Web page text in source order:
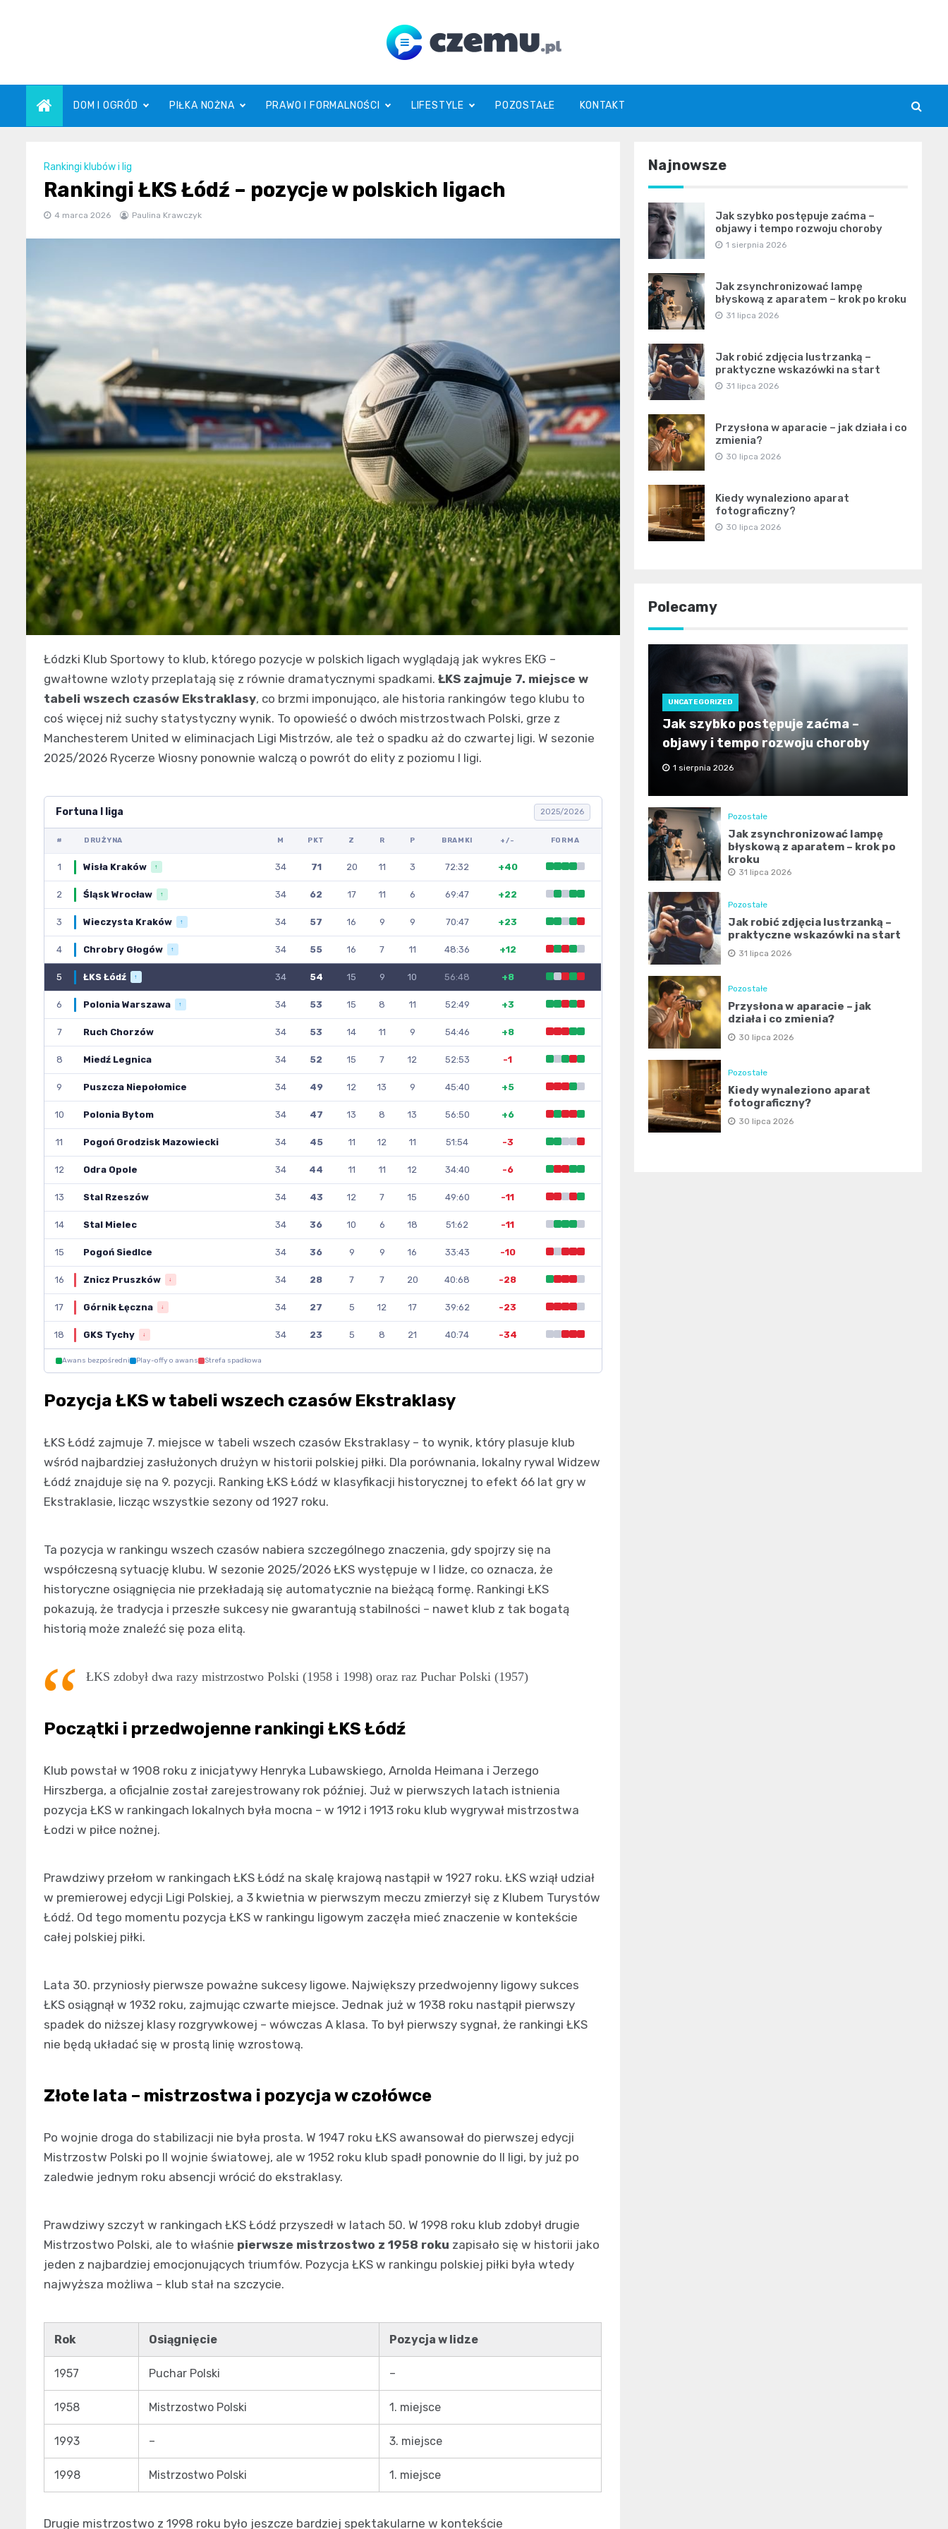
czemu.pl
DOM I OGRÓD PIŁKA NOŻNA PRAWO I FORMALNOŚCI LIFESTYLE POZOSTAŁE KONTAKT
Rankingi klubów i lig
Rankingi ŁKS Łódź – pozycje w polskich ligach
4 marca 2026 Paulina Krawczyk
Łódzki Klub Sportowy to klub, którego pozycje w polskich ligach wyglądają jak wykres EKG –
gwałtowne wzloty przeplatają się z równie dramatycznymi spadkami. ŁKS zajmuje 7. miejsce w
tabeli wszech czasów Ekstraklasy, co brzmi imponująco, ale historia rankingów tego klubu to
coś więcej niż suchy statystyczny wynik. To opowieść o dwóch mistrzostwach Polski, grze z
Manchesterem United w eliminacjach Ligi Mistrzów, ale też o spadku aż do czwartej ligi. W sezonie
2025/2026 Rycerze Wiosny ponownie walczą o powrót do elity z poziomu I ligi.
Fortuna I liga 2025/2026
# DRUŻYNA M PKT Z R P BRAMKI +/- FORMA
1 Wisła Kraków ↑ 34 71 20 11 3 72:32 +40
2 Śląsk Wrocław ↑ 34 62 17 11 6 69:47 +22
3 Wieczysta Kraków ↑ 34 57 16 9 9 70:47 +23
4 Chrobry Głogów ↑ 34 55 16 7 11 48:36 +12
5 ŁKS Łódź ↑ 34 54 15 9 10 56:48 +8
6 Polonia Warszawa ↑ 34 53 15 8 11 52:49 +3
7 Ruch Chorzów 34 53 14 11 9 54:46 +8
8 Miedź Legnica 34 52 15 7 12 52:53 -1
9 Puszcza Niepołomice 34 49 12 13 9 45:40 +5
10 Polonia Bytom 34 47 13 8 13 56:50 +6
11 Pogoń Grodzisk Mazowiecki 34 45 11 12 11 51:54 -3
12 Odra Opole 34 44 11 11 12 34:40 -6
13 Stal Rzeszów 34 43 12 7 15 49:60 -11
14 Stal Mielec 34 36 10 6 18 51:62 -11
15 Pogoń Siedlce 34 36 9 9 16 33:43 -10
16 Znicz Pruszków ↓ 34 28 7 7 20 40:68 -28
17 Górnik Łęczna ↓ 34 27 5 12 17 39:62 -23
18 GKS Tychy ↓ 34 23 5 8 21 40:74 -34
Awans bezpośredni Play-offy o awans Strefa spadkowa
Pozycja ŁKS w tabeli wszech czasów Ekstraklasy
ŁKS Łódź zajmuje 7. miejsce w tabeli wszech czasów Ekstraklasy – to wynik, który plasuje klub
wśród najbardziej zasłużonych drużyn w historii polskiej piłki. Dla porównania, lokalny rywal Widzew
Łódź znajduje się na 9. pozycji. Ranking ŁKS Łódź w klasyfikacji historycznej to efekt 66 lat gry w
Ekstraklasie, licząc wszystkie sezony od 1927 roku.
Ta pozycja w rankingu wszech czasów nabiera szczególnego znaczenia, gdy spojrzy się na
współczesną sytuację klubu. W sezonie 2025/2026 ŁKS występuje w I lidze, co oznacza, że
historyczne osiągnięcia nie przekładają się automatycznie na bieżącą formę. Rankingi ŁKS
pokazują, że tradycja i przeszłe sukcesy nie gwarantują stabilności – nawet klub z tak bogatą
historią może znaleźć się poza elitą.
ŁKS zdobył dwa razy mistrzostwo Polski (1958 i 1998) oraz raz Puchar Polski (1957)
Początki i przedwojenne rankingi ŁKS Łódź
Klub powstał w 1908 roku z inicjatywy Henryka Lubawskiego, Arnolda Heimana i Jerzego
Hirszberga, a oficjalnie został zarejestrowany rok później. Już w pierwszych latach istnienia
pozycja ŁKS w rankingach lokalnych była mocna – w 1912 i 1913 roku klub wygrywał mistrzostwa
Łodzi w piłce nożnej.
Prawdziwy przełom w rankingach ŁKS Łódź na skalę krajową nastąpił w 1927 roku. ŁKS wziął udział
w premierowej edycji Ligi Polskiej, a 3 kwietnia w pierwszym meczu zmierzył się z Klubem Turystów
Łódź. Od tego momentu pozycja ŁKS w rankingu ligowym zaczęła mieć znaczenie w kontekście
całej polskiej piłki.
Lata 30. przyniosły pierwsze poważne sukcesy ligowe. Największy przedwojenny ligowy sukces
ŁKS osiągnął w 1932 roku, zajmując czwarte miejsce. Jednak już w 1938 roku nastąpił pierwszy
spadek do niższej klasy rozgrywkowej – wówczas A klasa. To był pierwszy sygnał, że rankingi ŁKS
nie będą układać się w prostą linię wzrostową.
Złote lata – mistrzostwa i pozycja w czołówce
Po wojnie droga do stabilizacji nie była prosta. W 1947 roku ŁKS awansował do pierwszej edycji
Mistrzostw Polski po II wojnie światowej, ale w 1952 roku klub spadł ponownie do II ligi, by już po
zaledwie jednym roku absencji wrócić do ekstraklasy.
Prawdziwy szczyt w rankingach ŁKS Łódź przyszedł w latach 50. W 1998 roku klub zdobył drugie
Mistrzostwo Polski, ale to właśnie pierwsze mistrzostwo z 1958 roku zapisało się w historii jako
jeden z najbardziej emocjonujących triumfów. Pozycja ŁKS w rankingu polskiej piłki była wtedy
najwyższa możliwa – klub stał na szczycie.
Rok Osiągnięcie Pozycja w lidze
1957 Puchar Polski –
1958 Mistrzostwo Polski 1. miejsce
1993 – 3. miejsce
1998 Mistrzostwo Polski 1. miejsce
Drugie mistrzostwo z 1998 roku było jeszcze bardziej spektakularne w kontekście
Najnowsze
Jak szybko postępuje zaćma –
objawy i tempo rozwoju choroby
1 sierpnia 2026
Jak zsynchronizować lampę
błyskową z aparatem – krok po kroku
31 lipca 2026
Jak robić zdjęcia lustrzanką –
praktyczne wskazówki na start
31 lipca 2026
Przysłona w aparacie – jak działa i co
zmienia?
30 lipca 2026
Kiedy wynaleziono aparat
fotograficzny?
30 lipca 2026
Polecamy
UNCATEGORIZED
Jak szybko postępuje zaćma –
objawy i tempo rozwoju choroby
1 sierpnia 2026
Pozostałe
Jak zsynchronizować lampę
błyskową z aparatem – krok po
kroku
31 lipca 2026
Pozostałe
Jak robić zdjęcia lustrzanką –
praktyczne wskazówki na start
31 lipca 2026
Pozostałe
Przysłona w aparacie – jak
działa i co zmienia?
30 lipca 2026
Pozostałe
Kiedy wynaleziono aparat
fotograficzny?
30 lipca 2026